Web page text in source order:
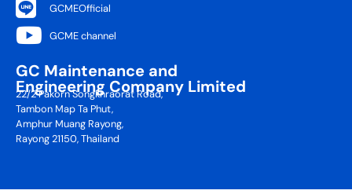
GCMEOfficial
GCME channel
GC Maintenance and
Engineering Company Limited
22/2 Pakorn Songkhraorat Road,
Tambon Map Ta Phut,
Amphur Muang Rayong,
Rayong 21150, Thailand